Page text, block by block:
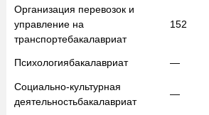
Организация перевозок и
управление на
транспортебакалавриат
152
Психологиябакалавриат —
Социально-культурная
деятельностьбакалавриат
—